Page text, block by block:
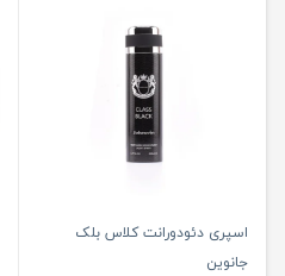
اسپری دئودورانت کلاس بلک
جانوین